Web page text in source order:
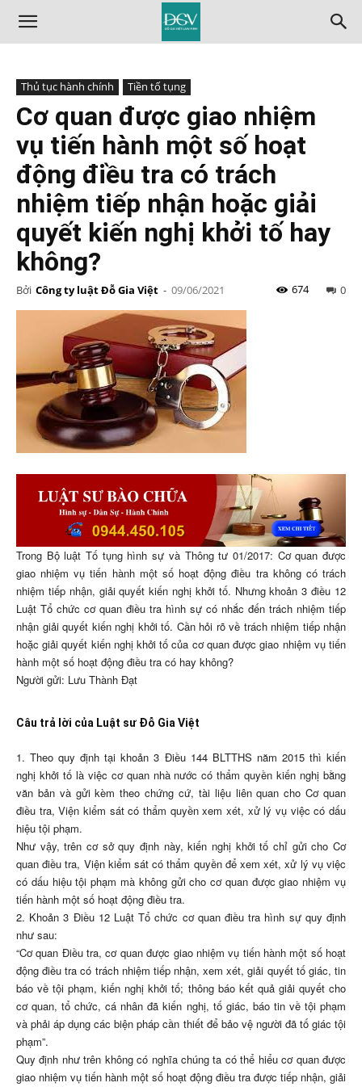
Thủ tục hành chính Tiền tố tụng
Cơ quan được giao nhiệm
vụ tiến hành một số hoạt
động điều tra có trách
nhiệm tiếp nhận hoặc giải
quyết kiến nghị khởi tố hay
không?
Bởi Công ty luật Đỗ Gia Việt - 09/06/2021 0
674
Trong Bộ luật Tố tụng hình sự và Thông tư 01/2017: Cơ quan được
giao nhiệm vụ tiến hành một số hoạt động điều tra không có trách
nhiệm tiếp nhận, giải quyết kiến nghị khởi tố. Nhưng khoản 3 điều 12
Luật Tổ chức cơ quan điều tra hình sự có nhắc đến trách nhiệm tiếp
nhận giải quyết kiến nghị khởi tố. Cần hỏi rõ về trách nhiệm tiếp nhận
hoặc giải quyết kiến nghị khởi tố của cơ quan được giao nhiệm vụ tiến
hành một số hoạt động điều tra có hay không?
Người gửi: Lưu Thành Đạt
Câu trả lời của Luật sư Đỗ Gia Việt
1. Theo quy định tại khoản 3 Điều 144 BLTTHS năm 2015 thì kiến
nghị khởi tố là việc cơ quan nhà nước có thẩm quyền kiến nghị bằng
văn bản và gửi kèm theo chứng cứ, tài liệu liên quan cho Cơ quan
điều tra, Viện kiểm sát có thẩm quyền xem xét, xử lý vụ việc có dấu
hiệu tội phạm.
Như vậy, trên cơ sở quy định này, kiến nghị khởi tố chỉ gửi cho Cơ
quan điều tra, Viện kiểm sát có thẩm quyền để xem xét, xử lý vụ việc
có dấu hiệu tội phạm mà không gửi cho cơ quan được giao nhiệm vụ
tiến hành một số hoạt động điều tra.
2. Khoản 3 Điều 12 Luật Tổ chức cơ quan điều tra hình sự quy định
như sau:
“Cơ quan Điều tra, cơ quan được giao nhiệm vụ tiến hành một số hoạt
động điều tra có trách nhiệm tiếp nhận, xem xét, giải quyết tố giác, tin
báo về tội phạm, kiến nghị khởi tố; thông báo kết quả giải quyết cho
cơ quan, tổ chức, cá nhân đã kiến nghị, tố giác, báo tin về tội phạm
và phải áp dụng các biện pháp cần thiết để bảo vệ người đã tố giác tội
phạm”.
Quy định như trên không có nghĩa chúng ta có thể hiểu cơ quan được
giao nhiệm vụ tiến hành một số hoạt động điều tra được tiếp nhận, giải